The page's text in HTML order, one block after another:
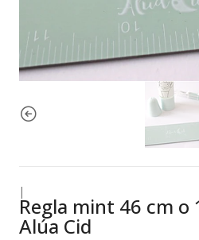
|
Regla mint 46 cm o
Alúa Cid